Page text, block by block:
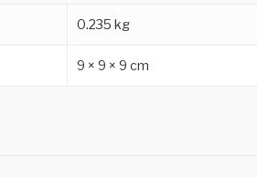
0.235 kg
9 × 9 × 9 cm